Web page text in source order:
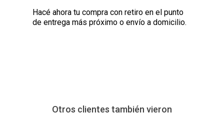
Hacé ahora tu compra con retiro en el punto
de entrega más próximo o envío a domicilio.
Otros clientes también vieron